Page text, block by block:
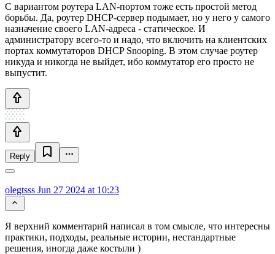
С вариантом роутера LAN-портом тоже есть простой метод
борьбы. Да, роутер DHCP-сервер подымает, но у него у самого
назначение своего LAN-адреса - статическое. И
администратору всего-то и надо, что включить на клиентских
портах коммутаторов DHCP Snooping. В этом случае роутер
никуда и никогда не выйдет, ибо коммутатор его просто не
выпустит.
Reply
olegtsss Jun 27 2024 at 10:23
Я верхний комментарий написал в том смысле, что интересны
практики, подходы, реальные истории, нестандартные
решения, иногда даже костыли )